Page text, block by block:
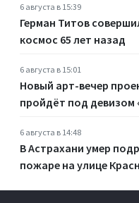
6 августа в 15:39
Герман Титов
космос 65 лет назад
6 августа в 15:01
Новый арт-вечер
пройдёт под девизом
6 августа в 14:48
В Астрахани умер
пожаре на улице